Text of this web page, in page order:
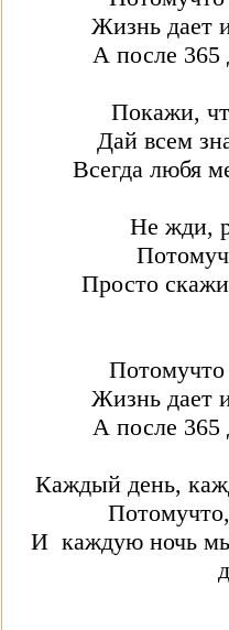
Жизнь дает
А после 365
Покажи,
Дай всем
Всегда любя
Не жди,
Просто
Потомучто
Жизнь дает
А после 365
Каждый день,
И каждую ночь